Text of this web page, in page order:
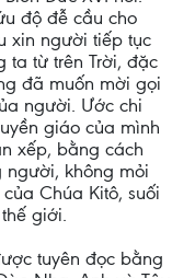
độ đễ cầu cho
xin người tiếp tục
ta từ trên Trời, đặc
đã muốn mời gọi
người. Ước chi
giáo của mình
xếp, bằng cách
người, không mỏi
Chúa Kitô, suối
giới.
tuyên đọc bằng